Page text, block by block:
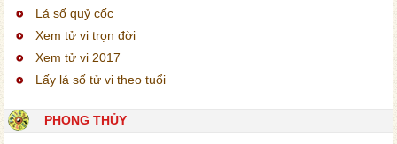
Lá số quỷ cốc
Xem tử vi trọn đời
Xem tử vi 2017
Lấy lá số tử vi theo tuổi
PHONG THỦY